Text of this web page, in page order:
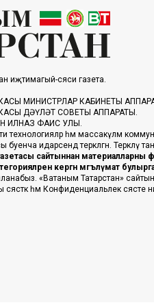
иҗтимагый-сәяси газета.
МИНИСТРЛАР КАБИНЕТЫ
ДӘҮЛӘТ СОВЕТЫ АППАРАТЫ.
ИЛНАЗ ФАИС УЛЫ.
технологияләр һәм массакүләм
буенча идарәсендә теркәлгән.
сайтыннан материалларны
кергән мәгълүмат
«Ватаным Татарстан» сайтына
һәм Конфиденциальлек